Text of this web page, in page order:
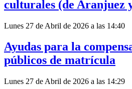
culturales (de Aranjuez
Lunes 27 de Abril de 2026 a las 14:40
Ayudas para la
públicos de matrícula
Lunes 27 de Abril de 2026 a las 14:29